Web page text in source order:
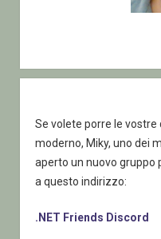
Se volete porre le
moderno, Miky, uno dei
aperto un nuovo gruppo
a questo indirizzo:
.NET Friends Discord